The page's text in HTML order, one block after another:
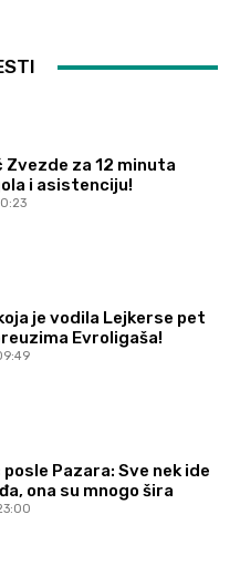
Zvezde za 12 minuta
i asistenciju!
je vodila Lejkerse pet
Evroligaša!
Pazara: Sve nek ide
ona su mnogo šira